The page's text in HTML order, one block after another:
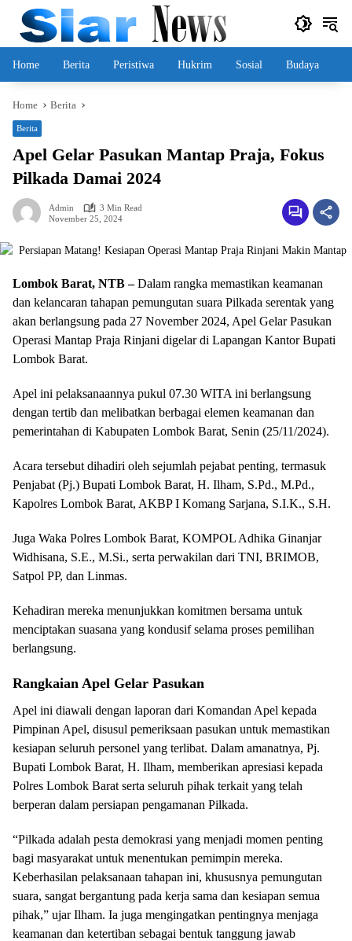
content
Home Berita Peristiwa Hukrim Sosial Budaya
Home Berita
Berita
Apel Gelar Pasukan Mantap Praja, Fokus
Pilkada Damai 2024
Admin
3 Min Read
November 25, 2024
Lombok Barat, NTB –Dalam rangka memastikan keamanan
dan kelancaran tahapan pemungutan suara Pilkada serentak yang
akan berlangsung pada 27 November 2024, Apel Gelar Pasukan
Operasi Mantap Praja Rinjani digelar di Lapangan Kantor Bupati
Lombok Barat.
Apel ini pelaksanaannya pukul 07.30 WITA ini berlangsung
dengan tertib dan melibatkan berbagai elemen keamanan dan
pemerintahan di Kabupaten Lombok Barat, Senin (25/11/2024).
Acara tersebut dihadiri oleh sejumlah pejabat penting, termasuk
Penjabat (Pj.) Bupati Lombok Barat, H. Ilham, S.Pd., M.Pd.,
Kapolres Lombok Barat, AKBP I Komang Sarjana, S.I.K., S.H.
Juga Waka Polres Lombok Barat, KOMPOL Adhika Ginanjar
Widhisana, S.E., M.Si., serta perwakilan dari TNI, BRIMOB,
Satpol PP, dan Linmas.
Kehadiran mereka menunjukkan komitmen bersama untuk
menciptakan suasana yang kondusif selama proses pemilihan
berlangsung.
Rangkaian Apel Gelar Pasukan
Apel ini diawali dengan laporan dari Komandan Apel kepada
Pimpinan Apel, disusul pemeriksaan pasukan untuk memastikan
kesiapan seluruh personel yang terlibat. Dalam amanatnya, Pj.
Bupati Lombok Barat, H. Ilham, memberikan apresiasi kepada
Polres Lombok Barat serta seluruh pihak terkait yang telah
berperan dalam persiapan pengamanan Pilkada.
“Pilkada adalah pesta demokrasi yang menjadi momen penting
bagi masyarakat untuk menentukan pemimpin mereka.
Keberhasilan pelaksanaan tahapan ini, khususnya pemungutan
suara, sangat bergantung pada kerja sama dan kesiapan semua
pihak,” ujar Ilham. Ia juga mengingatkan pentingnya menjaga
keamanan dan ketertiban sebagai bentuk tanggung jawab